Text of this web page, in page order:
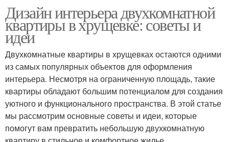
Дизайн интерьера двухкомнатной
квартиры в хрущевке: советы и
идеи
Двухкомнатные квартиры в хрущевках остаются одними
из самых популярных объектов для оформления
интерьера. Несмотря на ограниченную площадь, такие
квартиры обладают большим потенциалом для создания
уютного и функционального пространства. В этой статье
мы рассмотрим основные советы и идеи, которые
помогут вам превратить небольшую двухкомнатную